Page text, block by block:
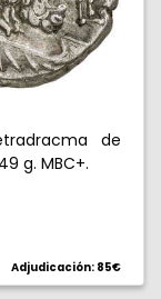
de
g. MBC+.
Adjudicación: 85€